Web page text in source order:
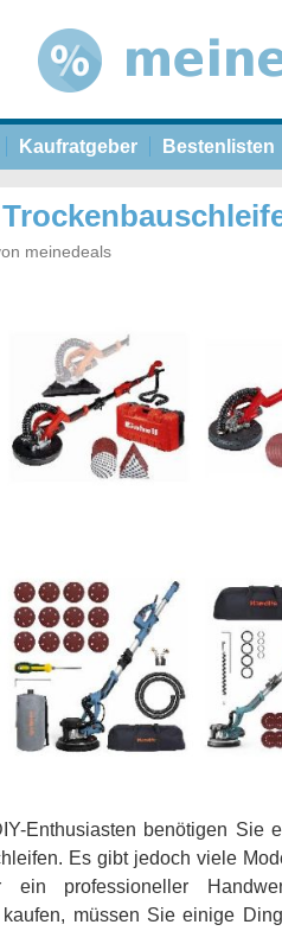
Kaufratgeber Bestenlisten
meinedeals
Enthusiasten benötigen Sie
Es gibt jedoch viele
ein professioneller
müssen Sie einige